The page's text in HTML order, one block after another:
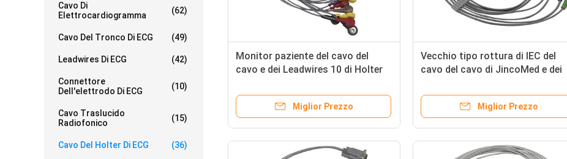
Cavo Di
Elettrocardiogramma
(62)
Cavo Del Tronco Di ECG (49)
Leadwires Di ECG (42)
Connettore
Dell'elettrodo Di ECG
(10)
Cavo Traslucido
Radiofonico
(15)
Cavo Del Holter Di ECG (36)
Monitor paziente del cavo del
cavo e dei Leadwires 10 di Holter
Miglior Prezzo
Vecchio tipo rottura di IEC del
cavo del cavo di JincoMed e dei
Miglior Prezzo